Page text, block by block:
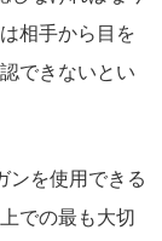
相手から目を
できないとい
ンを使用できる
での最も大切